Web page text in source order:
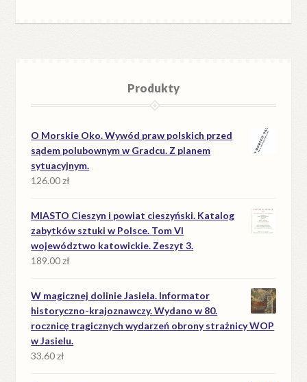
Produkty
O Morskie Oko. Wywód praw polskich przed
sądem polubownym w Gradcu. Z planem
sytuacyjnym.
126.00zł
MIASTO Cieszyn i powiat cieszyński. Katalog
zabytków sztuki w Polsce. Tom VI
województwo katowickie. Zeszyt 3.
189.00zł
W magicznej dolinie Jasiela. Informator
historyczno-krajoznawczy. Wydano w 80.
rocznicę tragicznych wydarzeń obrony strażnicy WOP
w Jasielu.
33.60zł